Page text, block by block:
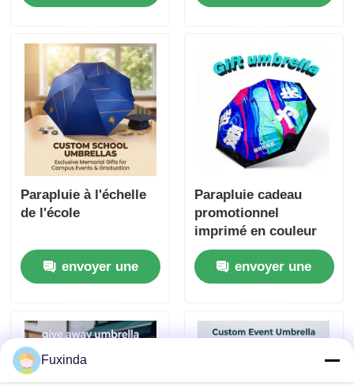
les cadeaux d'affaires
Parapluie à l'échelle
de l'école
envoyer une
Parapluie cadeau
promotionnel
imprimé en couleur
envoyer une
Fuxinda